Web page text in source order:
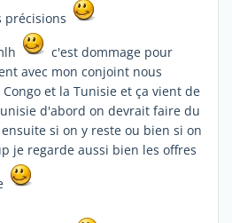
précisions
c'est dommage pour
avec mon conjoint nous
et la Tunisie et ça vient de
d'abord on devrait faire du
si on y reste ou bien si on
je regarde aussi bien les offres